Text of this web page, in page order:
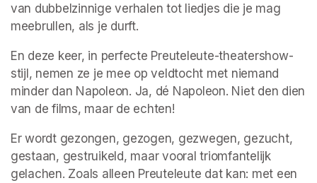
van dubbelzinnige verhalen tot liedjes die je mag
meebrullen, als je durft.
En deze keer, in perfecte Preuteleute-theatershow-
stijl, nemen ze je mee op veldtocht met niemand
minder dan Napoleon. Ja, dé Napoleon. Niet den dien
van de films, maar de echten!
Er wordt gezongen, gezogen, gezwegen, gezucht,
gestaan, gestruikeld, maar vooral triomfantelijk
gelachen. Zoals alleen Preuteleute dat kan: met een